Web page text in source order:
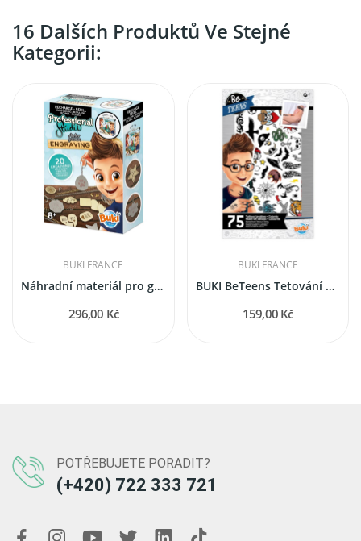
16 Dalších Produktů Ve Stejné
Kategorii:
BUKI FRANCE
Náhradní materiál pro gravírovací studio
296,00 Kč
BUKI FRANCE
BUKI BeTeens Tetování pro kluky
159,00 Kč
POTŘEBUJETE PORADIT?
(+420) 722 333 721